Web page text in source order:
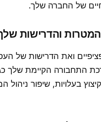
של החברה שלך.
ואת הדרישות של
התחבורה הקיימת שלך כגון
בעלויות, שיפור